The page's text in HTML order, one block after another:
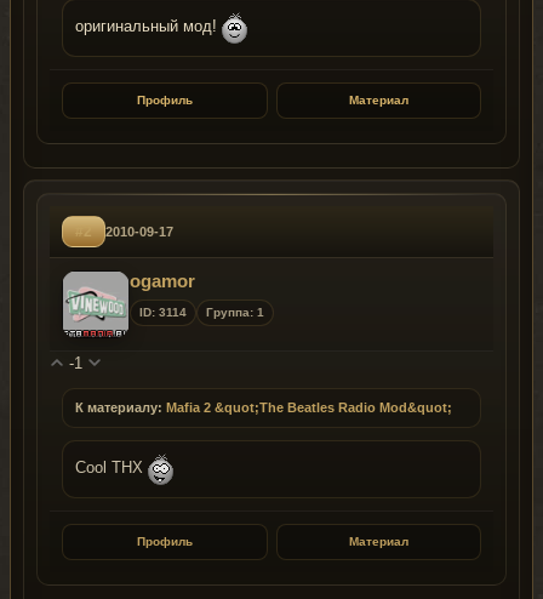
оригинальный мод!
Профиль Материал
#2 2010-09-17
ogamor
ID: 3114 Группа: 1
-1
К материалу: Mafia 2 &quot;The Beatles Radio Mod&quot;
Cool THX
Профиль Материал